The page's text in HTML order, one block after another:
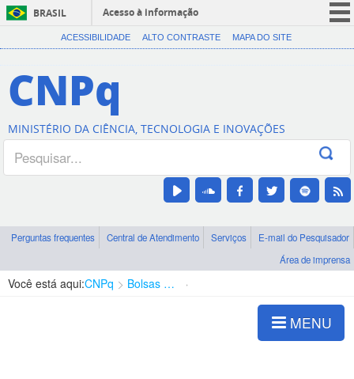
BRASIL
Acesso à informação
CORONAVÍRUS (COVID-19)
Canais
ACESSIBILIDADE ALTO CONTRASTE MAPA DO SITE
CNPq
MINISTÉRIO DA CIÊNCIA, TECNOLOGIA E INOVAÇÕES
Perguntas frequentes Central de Atendimento Serviços
E-mail do Pesquisador
Área de imprensa
Você está aqui:CNPq Bolsas e Auxílios Vigentes
MENU